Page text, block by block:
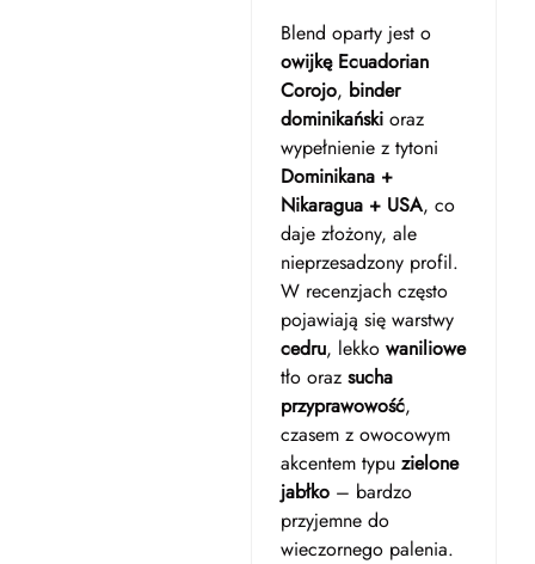
Blend oparty jest o
owijkę Ecuadorian
Corojo, binder
dominikańskioraz
wypełnienie z tytoni
Dominikana +
Nikaragua + USA, co
daje złożony, ale
nieprzesadzony profil.
W recenzjach często
pojawiają się warstwy
cedru, lekko waniliowe
tło oraz sucha
przyprawowość,
czasem z owocowym
akcentem typu zielone
jabłko– bardzo
przyjemne do
wieczornego palenia.